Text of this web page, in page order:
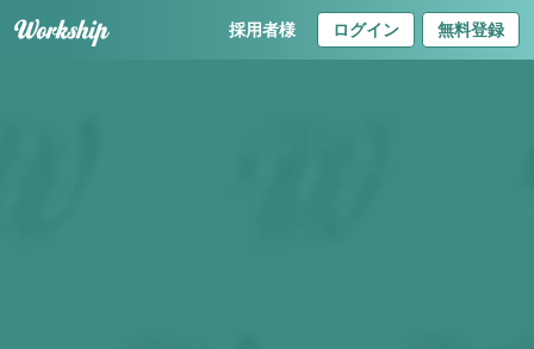
採用者様 ログイン 無料登録